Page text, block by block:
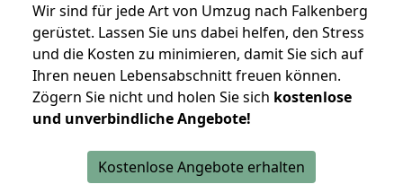
Wir sind für jede Art von Umzug nach Falkenberg
gerüstet. Lassen Sie uns dabei helfen, den Stress
und die Kosten zu minimieren, damit Sie sich auf
Ihren neuen Lebensabschnitt freuen können.
Zögern Sie nicht und holen Sie sich kostenlose
und unverbindliche Angebote!
Kostenlose Angebote erhalten